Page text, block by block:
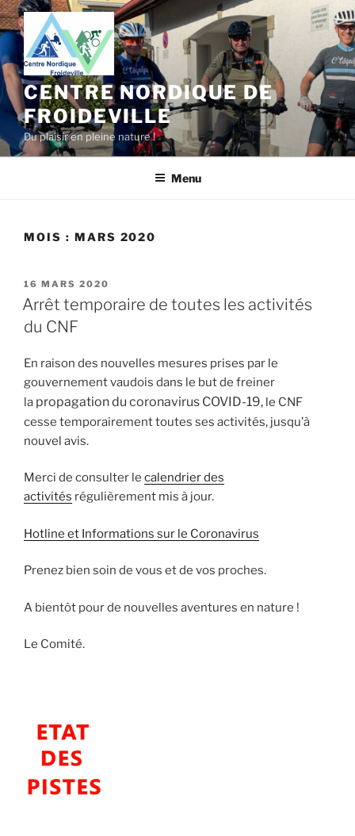
Aller
au
contenu
principal
CENTRE NORDIQUE DE
FROIDEVILLE
Du plaisir en pleine nature !
Menu
MOIS : MARS 2020
PUBLIÉ
LE
16 MARS 2020
Arrêt temporaire de toutes les activités
du CNF
En raison des nouvelles mesures prises par le
gouvernement vaudois dans le but de freiner
la propagation du coronavirus COVID-19, le CNF
cesse temporairement toutes ses activités, jusqu’à
nouvel avis.
Merci de consulter le calendrier des
activités régulièrement mis à jour.
Hotline et Informations sur le Coronavirus
Prenez bien soin de vous et de vos proches.
A bientôt pour de nouvelles aventures en nature !
Le Comité.